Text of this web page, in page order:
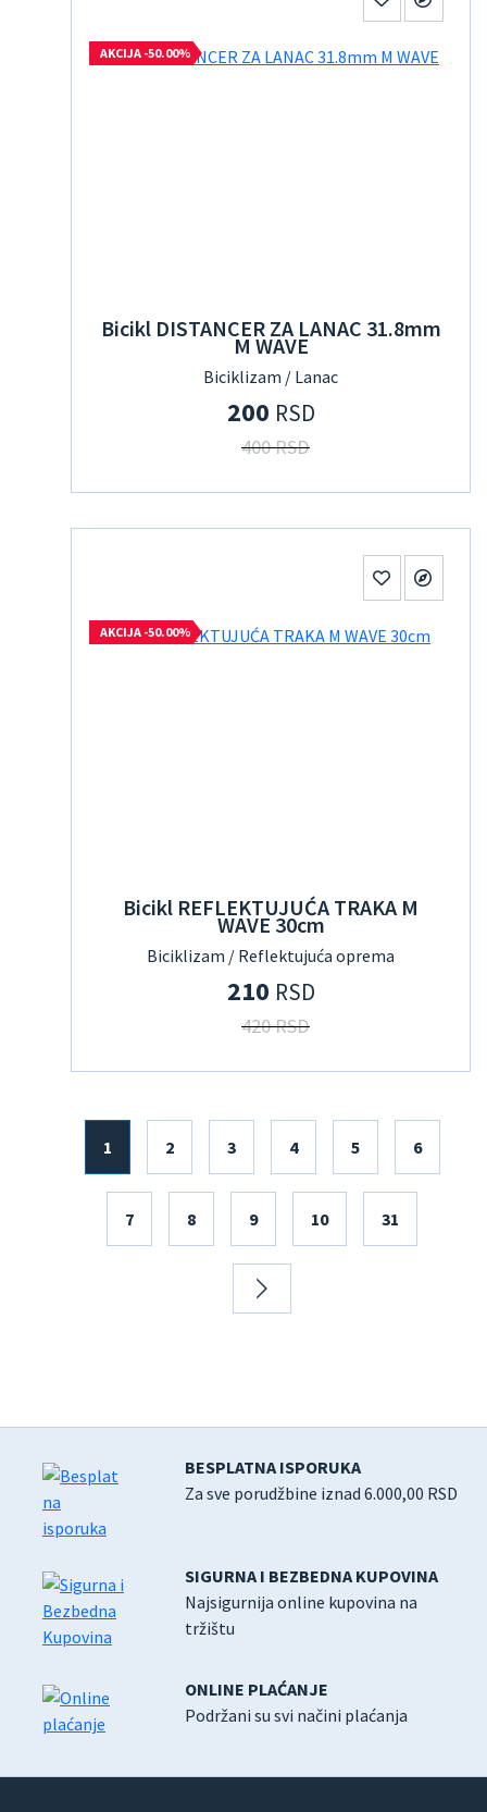
AKCIJA -50.00%
Bicikl DISTANCER ZA LANAC 31.8mm
M WAVE
Biciklizam / Lanac
200 RSD
400 RSD
AKCIJA -50.00%
Bicikl REFLEKTUJUĆA TRAKA M
WAVE 30cm
Biciklizam / Reflektujuća oprema
210 RSD
420 RSD
1 2 3 4 5 6
7 8 9 10 31
BESPLATNA ISPORUKA
Za sve porudžbine iznad 6.000,00 RSD
SIGURNA I BEZBEDNA KUPOVINA
Najsigurnija online kupovina na
tržištu
ONLINE PLAĆANJE
Podržani su svi načini plaćanja